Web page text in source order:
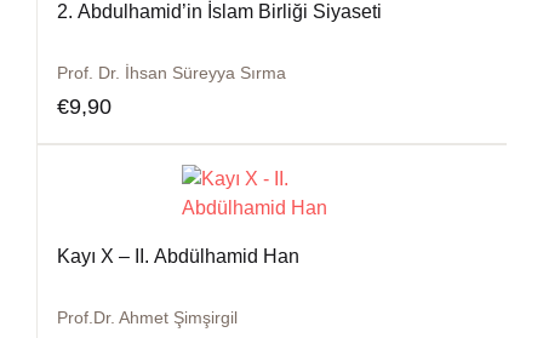
2. Abdulhamid’in İslam Birliği Siyaseti
Prof. Dr. İhsan Süreyya Sırma
€9,90
Kayı X – II. Abdülhamid Han
Prof.Dr. Ahmet Şimşirgil